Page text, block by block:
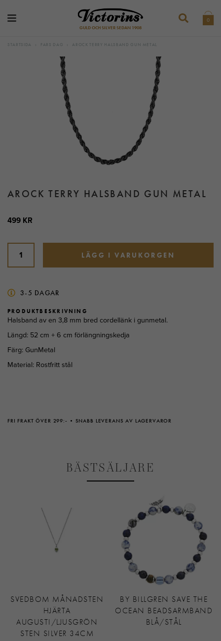
GULD OCH SILVER SEDAN 1908
0
STARTSIDA FARS DAG AROCK TERRY HALSBAND GUN METAL
AROCK TERRY HALSBAND GUN METAL
PRODUKTBESKRIVNING
Halsband av en 3,8 mm bred cordellänk i gunmetal.
Längd: 52 cm + 6 cm förlängningskedja
Färg: GunMetal
Material: Rostfritt stål
499 KR
LÄGG I VARUKORGEN
3-5 DAGAR
FRI FRAKT ÖVER 299:- SNABB LEVERANS AV LAGERVAROR
BÄSTSÄLJARE
SVEDBOM MÅNADSTEN
HJÄRTA
AUGUSTI/LJUSGRÖN
STEN SILVER 34CM
BY BILLGREN SAVE THE
OCEAN BEADSARMBAND
BLÅ/STÅL